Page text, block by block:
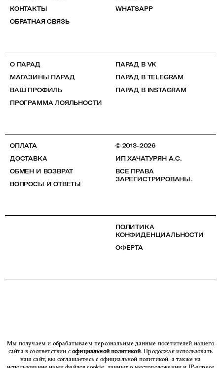
КОНТАКТЫ
ОБРАТНАЯ СВЯЗЬ
WHATSAPP
О ПАРАД
МАГАЗИНЫ ПАРАД
ВАШ ПРОФИЛЬ
ПРОГРАММА ЛОЯЛЬНОСТИ
ПАРАД В VK
ПАРАД В TELEGRAM
ПАРАД В INSTAGRAM
ОПЛАТА
ДОСТАВКА
ОБМЕН И ВОЗВРАТ
ВОПРОСЫ И ОТВЕТЫ
© 2013-2026
ИП ХАЧАТУРЯН А.С.
ВСЕ ПРАВА
ЗАРЕГИСТРИРОВАНЫ.
ПОЛИТИКА
КОНФИДЕНЦИАЛЬНОСТИ
ОФЕРТА
Мы получаем и обрабатываем персональные данные посетителей нашего
сайта в соответствии софициальной политикой. Продолжая использовать
наш сайт, вы соглашаетесь с официальной политикой, а также на